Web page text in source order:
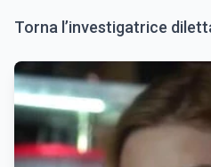
Torna l’investigatrice